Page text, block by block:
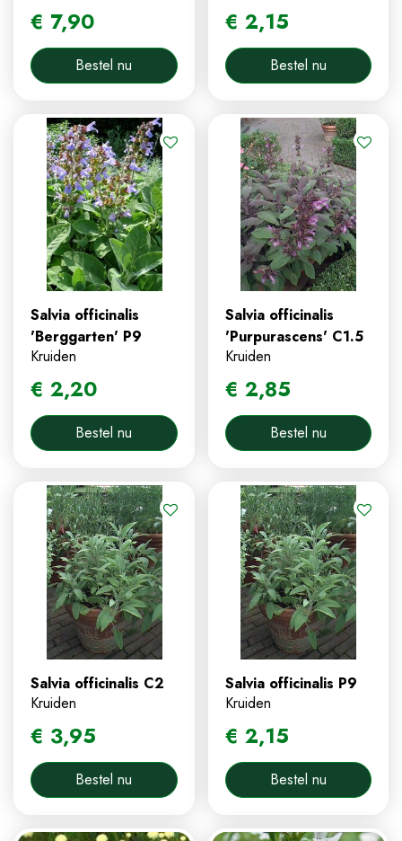
€ 7,90
Bestel nu
€ 2,15
Bestel nu
Salvia officinalis
'Berggarten' P9
Kruiden
€ 2,20
Bestel nu
Salvia officinalis
'Purpurascens' C1.5
Kruiden
€ 2,85
Bestel nu
Salvia officinalis C2
Kruiden
€ 3,95
Bestel nu
Salvia officinalis P9
Kruiden
€ 2,15
Bestel nu